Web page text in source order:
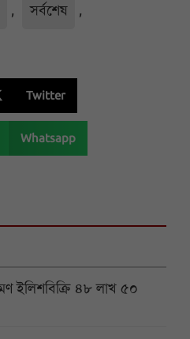
, সর্বশেষ ,
Twitter
Whatsapp
ইলিশবিক্রি ৪৮ লাখ ৫০